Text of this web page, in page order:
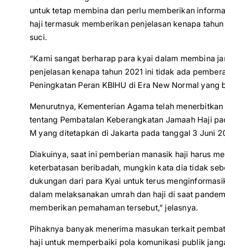
untuk tetap membina dan perlu memberikan
haji termasuk memberikan penjelasan kenapa
suci.
“Kami sangat berharap para kyai dalam membina
penjelasan kenapa tahun 2021 ini tidak ada
Peningkatan Peran KBIHU di Era New Normal
Menurutnya, Kementerian Agama telah
tentang Pembatalan Keberangkatan Jamaah Haji
M yang ditetapkan di Jakarta pada tanggal 3 Juni
Diakuinya, saat ini pemberian manasik haji harus
keterbatasan beribadah, mungkin kata dia tidak
dukungan dari para Kyai untuk terus
dalam melaksanakan umrah dan haji di saat
memberikan pemahaman tersebut,” jelasnya.
Pihaknya banyak menerima masukan terkait
haji untuk memperbaiki pola komunikasi publik